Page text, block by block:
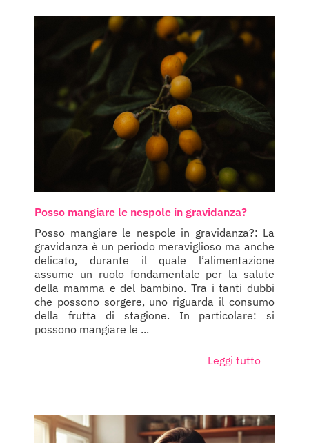
Posso mangiare le nespole in gravidanza?
Posso mangiare le nespole in gravidanza?: La
gravidanza è un periodo meraviglioso ma anche
delicato, durante il quale l’alimentazione
assume un ruolo fondamentale per la salute
della mamma e del bambino. Tra i tanti dubbi
che possono sorgere, uno riguarda il consumo
della frutta di stagione. In particolare: si
possono mangiare le ...
Leggi tutto